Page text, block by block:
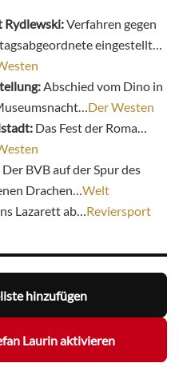
Rydlewski:Verfahren gegen
eingestellt…
Abschied vom Dino in
Der Westen
Das Fest der Roma…
Der BVB auf der Spur des
Drachen…Welt
Lazarett ab…Reviersport
hinzufügen
Laurin aktivieren